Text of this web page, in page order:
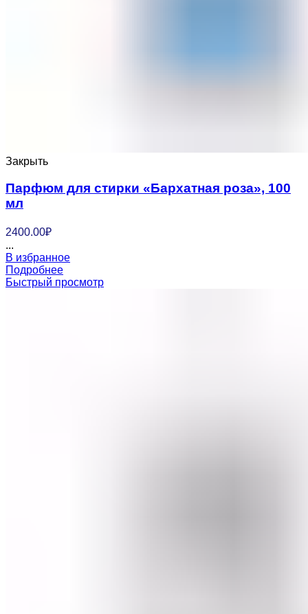
Закрыть
Парфюм для стирки «Бархатная роза», 100
мл
2400.00₽
...
В избранное
Подробнее
Быстрый просмотр